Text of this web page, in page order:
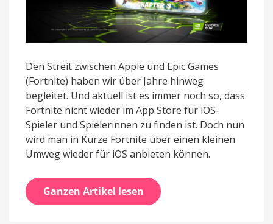
Den Streit zwischen Apple und Epic Games
(Fortnite) haben wir über Jahre hinweg
begleitet. Und aktuell ist es immer noch so, dass
Fortnite nicht wieder im App Store für iOS-
Spieler und Spielerinnen zu finden ist. Doch nun
wird man in Kürze Fortnite über einen kleinen
Umweg wieder für iOS anbieten können.
Ganzen Artikel lesen